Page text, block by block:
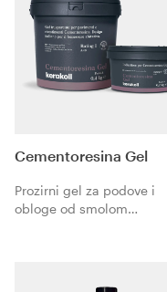
Cementoresina Gel
Prozirni gel za podove i
obloge od smolom